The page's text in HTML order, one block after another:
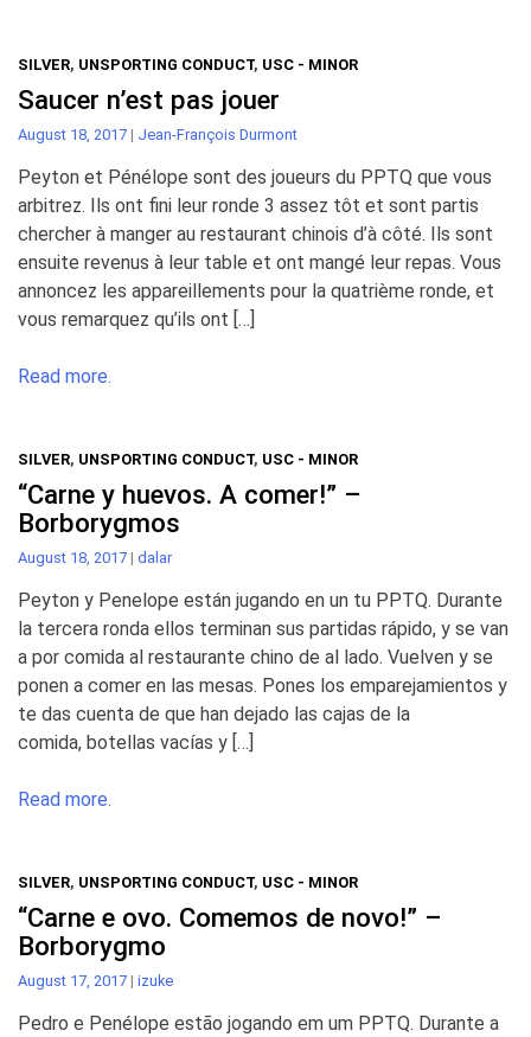
SILVER, UNSPORTING CONDUCT, USC - MINOR
Saucer n’est pas jouer
August 18, 2017 | Jean-François Durmont
Peyton et Pénélope sont des joueurs du PPTQ que vous
arbitrez. Ils ont fini leur ronde 3 assez tôt et sont partis
chercher à manger au restaurant chinois d’à côté. Ils sont
ensuite revenus à leur table et ont mangé leur repas. Vous
annoncez les appareillements pour la quatrième ronde, et
vous remarquez qu’ils ont […]
Read more.
SILVER, UNSPORTING CONDUCT, USC - MINOR
“Carne y huevos. A comer!” –
Borborygmos
August 18, 2017 | dalar
Peyton y Penelope están jugando en un tu PPTQ. Durante
la tercera ronda ellos terminan sus partidas rápido, y se van
a por comida al restaurante chino de al lado. Vuelven y se
ponen a comer en las mesas. Pones los emparejamientos y
te das cuenta de que han dejado las cajas de la
comida, botellas vacías y […]
Read more.
SILVER, UNSPORTING CONDUCT, USC - MINOR
“Carne e ovo. Comemos de novo!” –
Borborygmo
August 17, 2017 | izuke
Pedro e Penélope estão jogando em um PPTQ. Durante a